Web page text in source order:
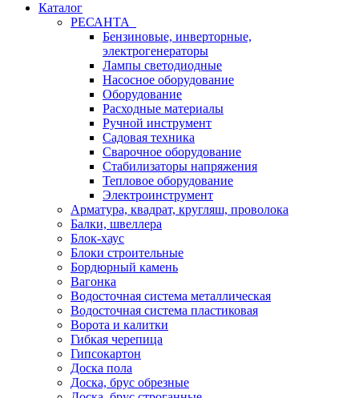
Каталог
РЕСАНТА
Бензиновые, инверторные,
электрогенераторы
Лампы светодиодные
Насосное оборудование
Оборудование
Расходные материалы
Ручной инструмент
Садовая техника
Сварочное оборудование
Стабилизаторы напряжения
Тепловое оборудование
Электроинструмент
Арматура, квадрат, кругляш, проволока
Балки, швеллера
Блок-хаус
Блоки строительные
Бордюрный камень
Вагонка
Водосточная система металлическая
Водосточная система пластиковая
Ворота и калитки
Гибкая черепица
Гипсокартон
Доска пола
Доска, брус обрезные